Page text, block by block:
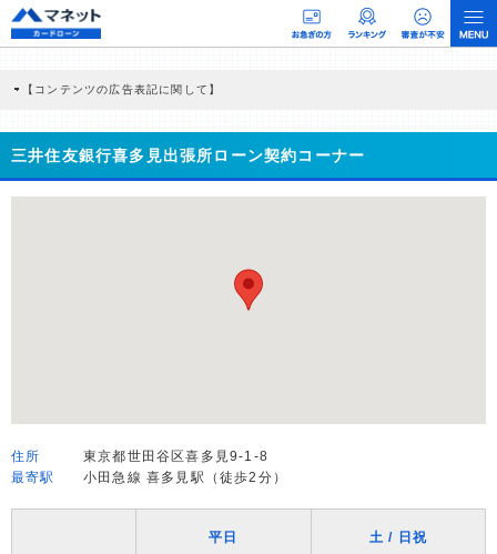
【コンテンツの広告表記に関して】
商品を根拠なくPRするものではなく、当編集部の調査／ユーザーへの口コミ収集な
どに基づき、公平性を担保した情報提供を行っています。
>提携企業一覧
三井住友銀行喜多見出張所ローン契約コーナー
住所
東京都世田谷区喜多見9-1-8
最寄駅
小田急線 喜多見駅（徒歩2分）
平日 土 / 日祝